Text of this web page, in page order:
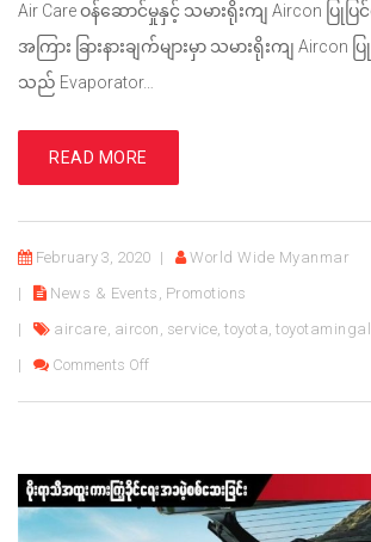
Air Care ဝန်ဆောင်မှုနှင့် သမားရိုးကျ Aircon ပြုပြ
အကြား ခြားနားချက်များမှာ သမားရိုးကျ Aircon
သည် Evaporator…
READ MORE
February 3, 2020
World Wide Myanmar
News & Events , Promotions
aircare, aircon , service, toyota,
Comments Offon Air Care Campaign for